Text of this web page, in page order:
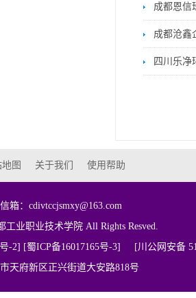
成都恩信
成都沧鑫
四川乐净
地图 关于我们 使用帮助
箱：cdivtccjsmxy@163.com
工业职业技术学院 All Rights Resved.
-2] [蜀ICP备16017165号-3]
[川公网安备
天府新区正兴街道大安路818号